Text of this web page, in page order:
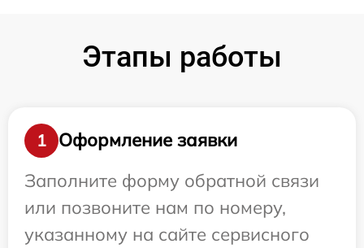
Этапы работы
1
Оформление заявки
Заполните форму обратной связи
или позвоните нам по номеру,
указанному на сайте сервисного